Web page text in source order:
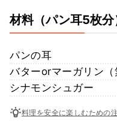
材料（パン耳5枚分
パンの耳
バターorマーガリン（
シナモンシュガー
料理を安全に楽しむための